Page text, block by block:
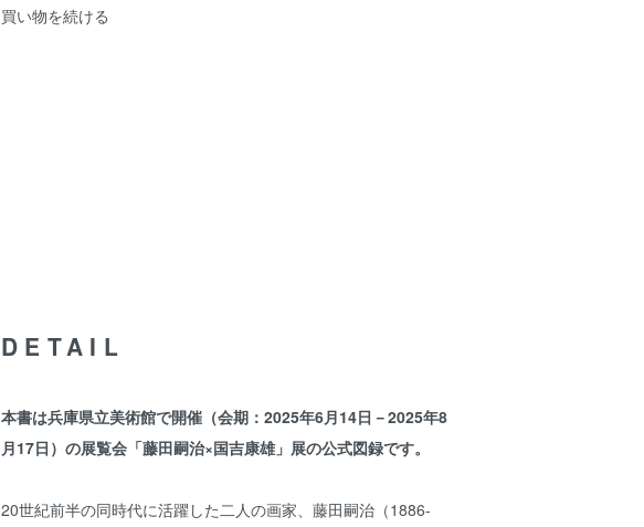
買い物を続ける
DETAIL
本書は兵庫県立美術館で開催（会期：2025年6月14日－2025年8
月17日）の展覧会「藤田嗣治×国吉康雄」展の公式図録です。
20世紀前半の同時代に活躍した二人の画家、藤田嗣治（1886-